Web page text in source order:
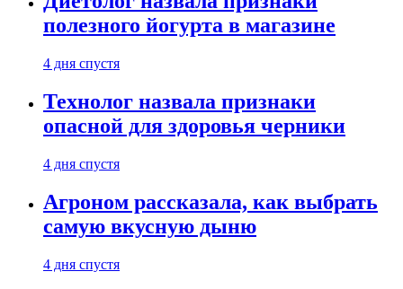
полезного йогурта в магазине
4 дня спустя
Технолог назвала признаки
опасной для здоровья черники
4 дня спустя
Агроном рассказала, как выбрать
самую вкусную дыню
4 дня спустя